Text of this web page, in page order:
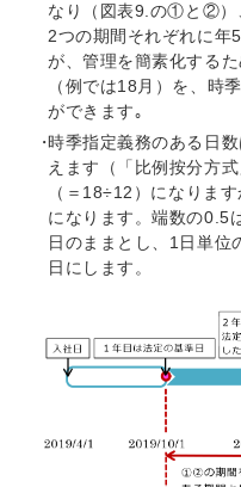
なり（図表9.の①と②）
2つの期間それぞれに年
が、管理を簡素化する
（例では18月）を、時
ができます｡
時季指定義務のある日
えます（「比例按分方
（＝18÷12）になりま
になります。端数の0.5
日のままとし、1日単位
日にします。